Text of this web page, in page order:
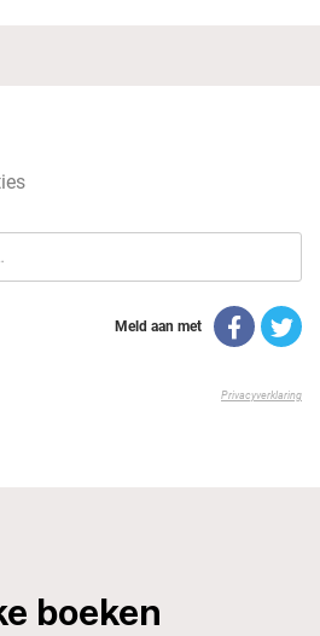
boeken